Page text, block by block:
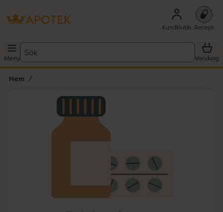
Kundklubb Recept
Meny
Sök
Varukorg
Hem
Lista: . Innehåller 1 objekt.